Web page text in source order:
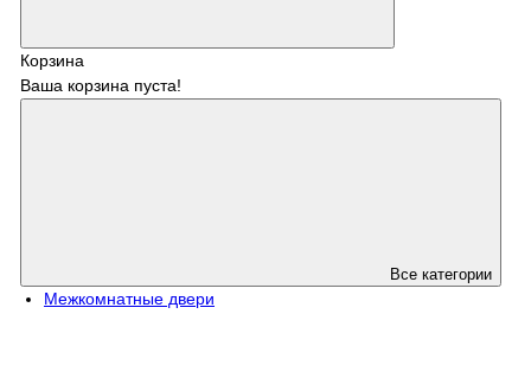
Корзина
Ваша корзина пуста!
Все категории
Межкомнатные двери